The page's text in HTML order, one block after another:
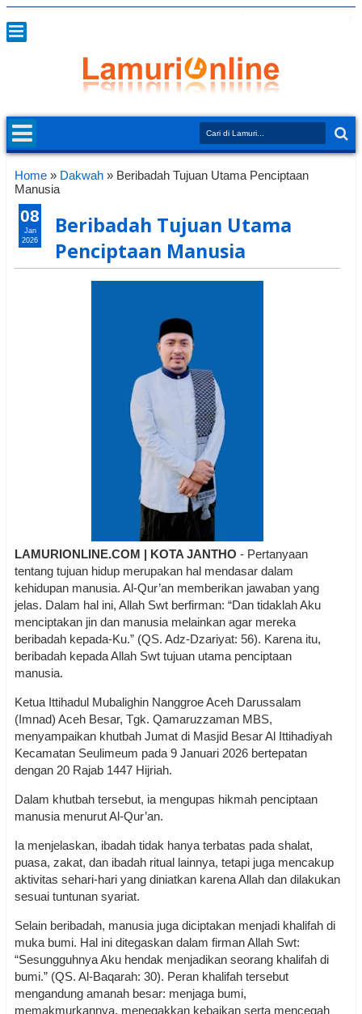
Home » Dakwah » Beribadah Tujuan Utama Penciptaan
Manusia
Beribadah Tujuan Utama
Penciptaan Manusia
LAMURIONLINE.COM | KOTA JANTHO - Pertanyaan
tentang tujuan hidup merupakan hal mendasar dalam
kehidupan manusia. Al-Qur’an memberikan jawaban yang
jelas. Dalam hal ini, Allah Swt berfirman: “Dan tidaklah Aku
menciptakan jin dan manusia melainkan agar mereka
beribadah kepada-Ku.” (QS. Adz-Dzariyat: 56). Karena itu,
beribadah kepada Allah Swt tujuan utama penciptaan
manusia.
Ketua Ittihadul Mubalighin Nanggroe Aceh Darussalam
(Imnad) Aceh Besar, Tgk. Qamaruzzaman MBS,
menyampaikan khutbah Jumat di Masjid Besar Al Ittihadiyah
Kecamatan Seulimeum pada 9 Januari 2026 bertepatan
dengan 20 Rajab 1447 Hijriah.
Dalam khutbah tersebut, ia mengupas hikmah penciptaan
manusia menurut Al-Qur’an.
Ia menjelaskan, ibadah tidak hanya terbatas pada shalat,
puasa, zakat, dan ibadah ritual lainnya, tetapi juga mencakup
aktivitas sehari-hari yang diniatkan karena Allah dan dilakukan
sesuai tuntunan syariat.
Selain beribadah, manusia juga diciptakan menjadi khalifah di
muka bumi. Hal ini ditegaskan dalam firman Allah Swt:
“Sesungguhnya Aku hendak menjadikan seorang khalifah di
bumi.” (QS. Al-Baqarah: 30). Peran khalifah tersebut
mengandung amanah besar: menjaga bumi,
memakmurkannya, menegakkan kebaikan serta mencegah
08
Jan
2026